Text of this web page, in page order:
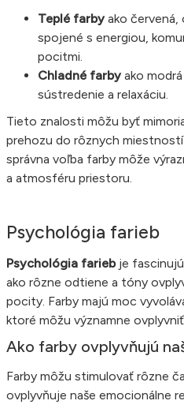
Teplé farbyako červená,
spojené s energiou,
pocitmi.
Chladné farbyako
sústredenie a relaxáciu.
Tieto znalosti môžu byť
prehozu do rôznych
správna voľba farby môže
a atmosféru priestoru.
Psychológia farieb
Psychológia fariebje
ako rôzne odtiene a tóny
pocity. Farby majú moc
ktoré môžu významne
Ako farby ovplyvňujú
Farby môžu stimulovať rôzne
ovplyvňuje naše emocionálne